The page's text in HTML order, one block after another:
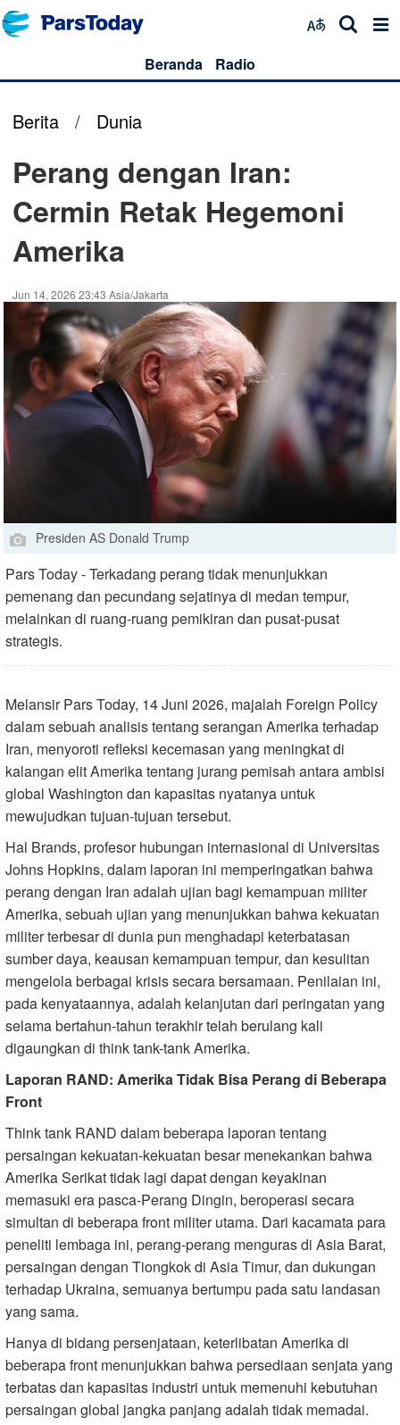
Beranda Radio
Berita / Dunia
Perang dengan Iran:
Cermin Retak Hegemoni
Amerika
Jun 14, 2026 23:43 Asia/Jakarta
Presiden AS Donald Trump
Pars Today - Terkadang perang tidak menunjukkan
pemenang dan pecundang sejatinya di medan tempur,
melainkan di ruang-ruang pemikiran dan pusat-pusat
strategis.
Melansir Pars Today, 14 Juni 2026, majalah Foreign Policy
dalam sebuah analisis tentang serangan Amerika terhadap
Iran, menyoroti refleksi kecemasan yang meningkat di
kalangan elit Amerika tentang jurang pemisah antara ambisi
global Washington dan kapasitas nyatanya untuk
mewujudkan tujuan-tujuan tersebut.
Hal Brands, profesor hubungan internasional di Universitas
Johns Hopkins, dalam laporan ini memperingatkan bahwa
perang dengan Iran adalah ujian bagi kemampuan militer
Amerika, sebuah ujian yang menunjukkan bahwa kekuatan
militer terbesar di dunia pun menghadapi keterbatasan
sumber daya, keausan kemampuan tempur, dan kesulitan
mengelola berbagai krisis secara bersamaan. Penilaian ini,
pada kenyataannya, adalah kelanjutan dari peringatan yang
selama bertahun-tahun terakhir telah berulang kali
digaungkan di think tank-tank Amerika.
Laporan RAND: Amerika Tidak Bisa Perang di Beberapa
Front
Think tank RAND dalam beberapa laporan tentang
persaingan kekuatan-kekuatan besar menekankan bahwa
Amerika Serikat tidak lagi dapat dengan keyakinan
memasuki era pasca-Perang Dingin, beroperasi secara
simultan di beberapa front militer utama. Dari kacamata para
peneliti lembaga ini, perang-perang menguras di Asia Barat,
persaingan dengan Tiongkok di Asia Timur, dan dukungan
terhadap Ukraina, semuanya bertumpu pada satu landasan
yang sama.
Hanya di bidang persenjataan, keterlibatan Amerika di
beberapa front menunjukkan bahwa persediaan senjata yang
terbatas dan kapasitas industri untuk memenuhi kebutuhan
persaingan global jangka panjang adalah tidak memadai.